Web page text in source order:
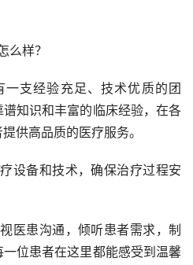
么样？
知识和丰富的临床经验，在各
供高品质的医疗服务。
位患者在这里都能感受到温馨